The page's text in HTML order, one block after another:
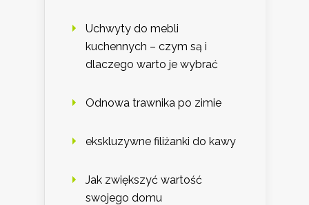
Uchwyty do mebli
kuchennych – czym są i
dlaczego warto je wybrać
Odnowa trawnika po zimie
ekskluzywne filiżanki do kawy
Jak zwiększyć wartość
swojego domu